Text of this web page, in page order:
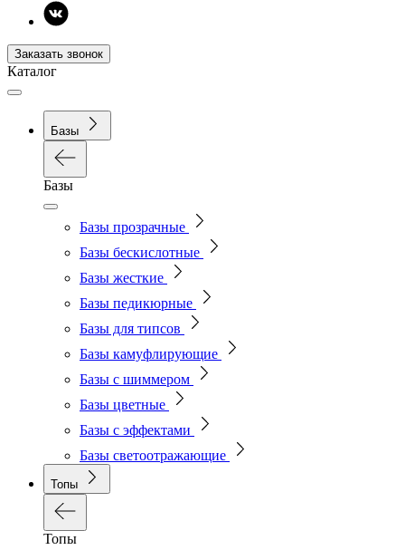
Заказать звонок
Каталог
Базы
Базы
Базы прозрачные
Базы бескислотные
Базы жесткие
Базы педикюрные
Базы для типсов
Базы камуфлирующие
Базы с шиммером
Базы цветные
Базы с эффектами
Базы светоотражающие
Топы
Топы